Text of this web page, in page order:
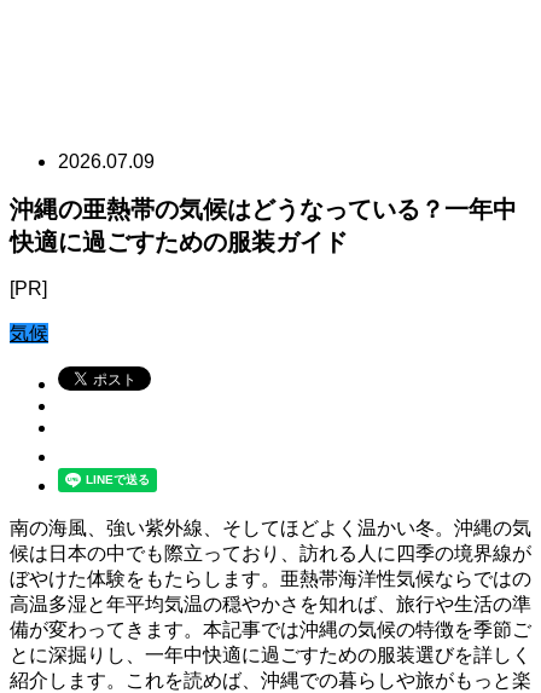
2026.07.09
沖縄の亜熱帯の気候はどうなっている？一年中
快適に過ごすための服装ガイド
[PR]
気候
南の海風、強い紫外線、そしてほどよく温かい冬。沖縄の気
候は日本の中でも際立っており、訪れる人に四季の境界線が
ぼやけた体験をもたらします。亜熱帯海洋性気候ならではの
高温多湿と年平均気温の穏やかさを知れば、旅行や生活の準
備が変わってきます。本記事では沖縄の気候の特徴を季節ご
とに深掘りし、一年中快適に過ごすための服装選びを詳しく
紹介します。これを読めば、沖縄での暮らしや旅がもっと楽